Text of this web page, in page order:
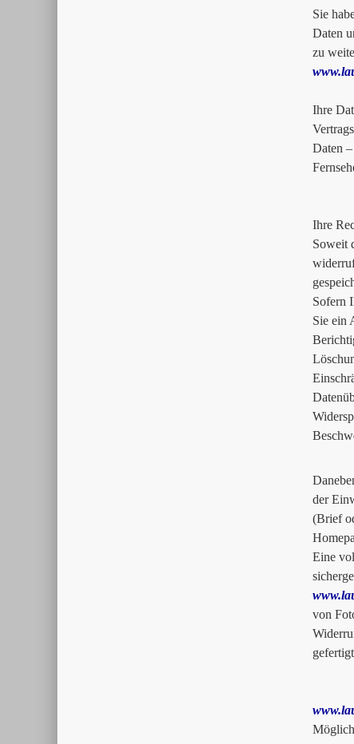
Sie
Daten
zu
Ihre
Daten
Ihre
Soweit
Sofern
Sie ein
der
(Brief
Eine
von